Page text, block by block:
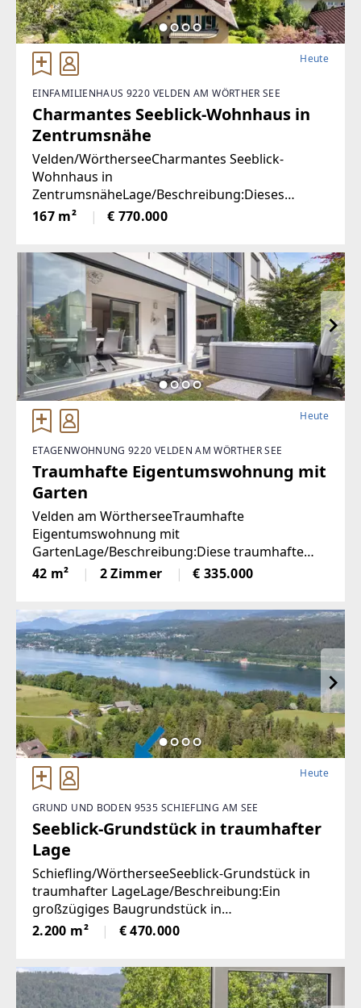
Heute
EINFAMILIENHAUS 9220 VELDEN AM WÖRTHER SEE
Charmantes Seeblick-Wohnhaus in
Zentrumsnähe
Velden/WörtherseeCharmantes Seeblick-
Wohnhaus in
ZentrumsnäheLage/Beschreibung:Dieses
charmante Wohnhaus aus den 1950er-Jahren
vereint eine hervorragende Aussichtslage mit
Wohnideen. Dank
167 m² € 770.000
Heute
ETAGENWOHNUNG 9220 VELDEN AM WÖRTHER SEE
Traumhafte Eigentumswohnung mit
Garten
Velden am WörtherseeTraumhafte
Eigentumswohnung mit
GartenLage/Beschreibung:Diese traumhafte
Gartenwohnung liegt nur 800 Meter vom
Zentrum Veldens entfernt und bietet eine
Zentrum. Dank der westlichen
42 m² 2 Zimmer € 335.000
Heute
GRUND UND BODEN 9535 SCHIEFLING AM SEE
Seeblick-Grundstück in traumhafter
Lage
Schiefling/WörtherseeSeeblick-Grundstück in
traumhafter LageLage/Beschreibung:Ein
großzügiges Baugrundstück in
außergewöhnlich ruhiger Aussichtslage mit
beeindruckendem Weitblick über den
Naturlandschaft.
2.200 m² € 470.000